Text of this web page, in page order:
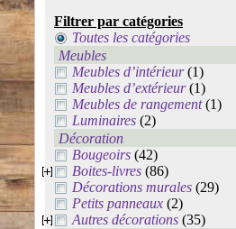
Filtrer par catégories
Toutes les catégories
Meubles
Meubles d’intérieur(1)
Meubles d’extérieur(1)
Meubles de rangement(1)
Luminaires (2)
Décoration
Bougeoirs (42)
Boites-livres (86)
Décorations murales (29)
Petits panneaux (2)
Autres décorations (35)